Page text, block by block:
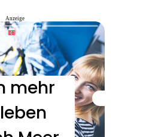
Anzeige